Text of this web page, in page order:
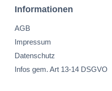
Informationen
AGB
Impressum
Datenschutz
Infos gem. Art 13-14 DSGVO